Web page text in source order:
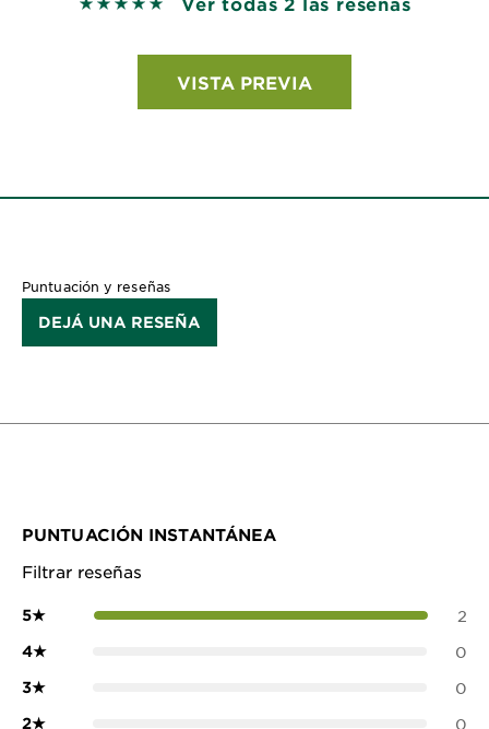
5 out of 5 stars based on reviews
VISTA PREVIA
Puntuación y reseñas
DEJÁ UNA RESEÑA
PUNTUACIÓN INSTANTÁNEA
Filtrar reseñas
5★ 2
4★ 0
3★ 0
2★ 0